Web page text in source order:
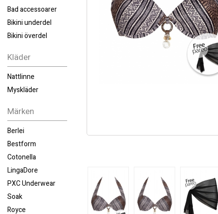
Bad accessoarer
Bikini underdel
Bikini överdel
Kläder
Nattlinne
Myskläder
Märken
Berlei
Bestform
Cotonella
LingaDore
PXC Underwear
Soak
Royce